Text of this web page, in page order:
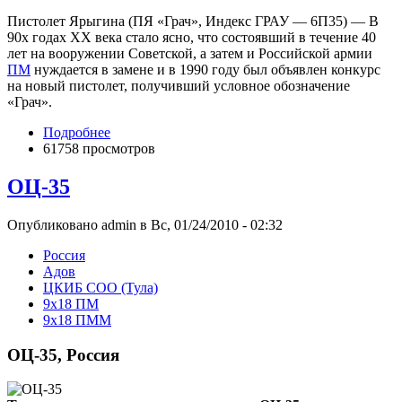
Пистолет Ярыгина (ПЯ «Грач», Индекс ГРАУ — 6П35) — В
90х годах XX века стало ясно, что состоявший в течение 40
лет на вооружении Советской, а затем и Российской армии
ПМ нуждается в замене и в 1990 году был объявлен конкурс
на новый пистолет, получивший условное обозначение
«Грач».
Подробнее
61758 просмотров
ОЦ-35
Опубликовано admin в Вс, 01/24/2010 - 02:32
Росcия
Адов
ЦКИБ СОО (Тула)
9x18 ПМ
9x18 ПММ
ОЦ-35, Россия